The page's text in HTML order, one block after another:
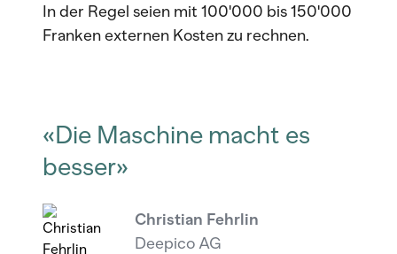
In der Regel seien mit 100'000 bis 150'000
Franken externen Kosten zu rechnen.
«Die Maschine macht es
besser»
Christian Fehrlin
Deepico AG